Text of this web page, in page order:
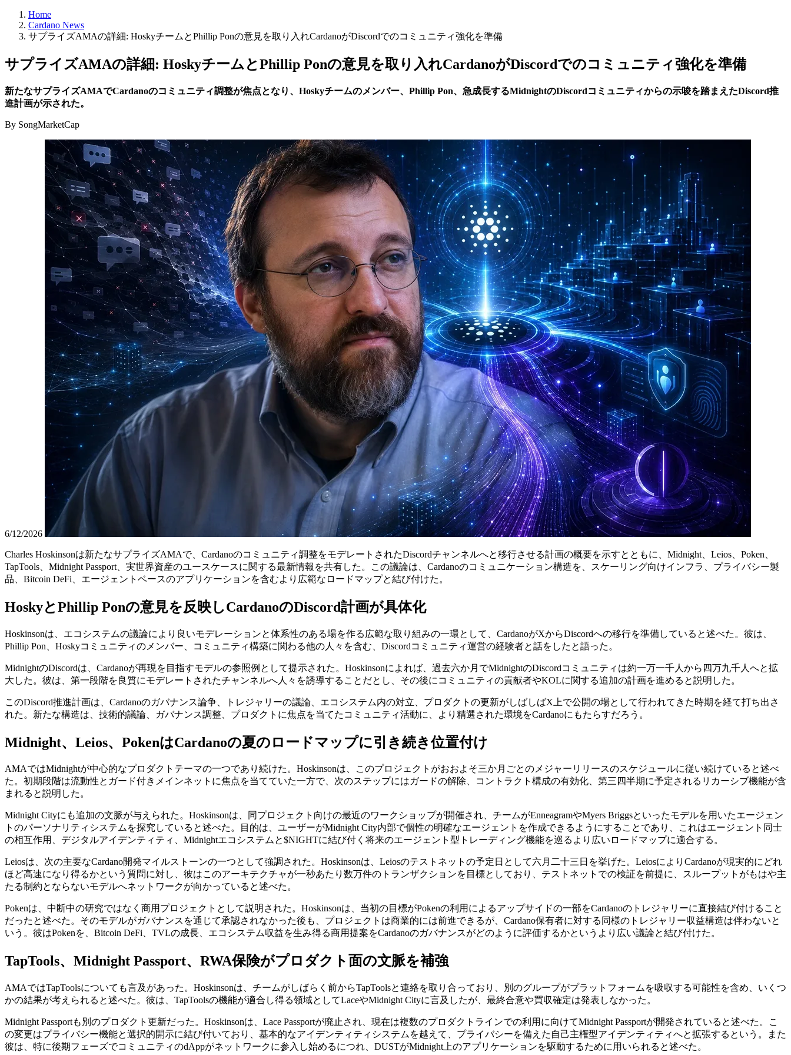
Home
Cardano News
サプライズAMAの詳細: HoskyチームとPhillip Ponの意見を取り入れCardanoがDiscordでのコミュニティ強化を準備
サプライズAMAの詳細: HoskyチームとPhillip Ponの意見を取り入れCardanoがDiscordでのコミュニティ強化を準備
新たなサプライズAMAでCardanoのコミュニティ調整が焦点となり、Hoskyチームのメンバー、Phillip Pon、急成長するMidnightのDiscordコミュニティからの示唆を踏まえたDiscord推
進計画が示された。
By SongMarketCap
6/12/2026
Charles Hoskinsonは新たなサプライズAMAで、Cardanoのコミュニティ調整をモデレートされたDiscordチャンネルへと移行させる計画の概要を示すとともに、Midnight、Leios、Poken、
TapTools、Midnight Passport、実世界資産のユースケースに関する最新情報を共有した。この議論は、Cardanoのコミュニケーション構造を、スケーリング向けインフラ、プライバシー製
品、Bitcoin DeFi、エージェントベースのアプリケーションを含むより広範なロードマップと結び付けた。
HoskyとPhillip Ponの意見を反映しCardanoのDiscord計画が具体化
Hoskinsonは、エコシステムの議論により良いモデレーションと体系性のある場を作る広範な取り組みの一環として、CardanoがXからDiscordへの移行を準備していると述べた。彼は、
Phillip Pon、Hoskyコミュニティのメンバー、コミュニティ構築に関わる他の人々を含む、Discordコミュニティ運営の経験者と話をしたと語った。
MidnightのDiscordは、Cardanoが再現を目指すモデルの参照例として提示された。Hoskinsonによれば、過去六か月でMidnightのDiscordコミュニティは約一万一千人から四万九千人へと拡
大した。彼は、第一段階を良質にモデレートされたチャンネルへ人々を誘導することだとし、その後にコミュニティの貢献者やKOLに関する追加の計画を進めると説明した。
このDiscord推進計画は、Cardanoのガバナンス論争、トレジャリーの議論、エコシステム内の対立、プロダクトの更新がしばしばX上で公開の場として行われてきた時期を経て打ち出さ
れた。新たな構造は、技術的議論、ガバナンス調整、プロダクトに焦点を当てたコミュニティ活動に、より精選された環境をCardanoにもたらすだろう。
Midnight、Leios、PokenはCardanoの夏のロードマップに引き続き位置付け
AMAではMidnightが中心的なプロダクトテーマの一つであり続けた。Hoskinsonは、このプロジェクトがおおよそ三か月ごとのメジャーリリースのスケジュールに従い続けていると述べ
た。初期段階は流動性とガード付きメインネットに焦点を当てていた一方で、次のステップにはガードの解除、コントラクト構成の有効化、第三四半期に予定されるリカーシブ機能が含
まれると説明した。
Midnight Cityにも追加の文脈が与えられた。Hoskinsonは、同プロジェクト向けの最近のワークショップが開催され、チームがEnneagramやMyers Briggsといったモデルを用いたエージェン
トのパーソナリティシステムを探究していると述べた。目的は、ユーザーがMidnight City内部で個性の明確なエージェントを作成できるようにすることであり、これはエージェント同士
の相互作用、デジタルアイデンティティ、Midnightエコシステムと$NIGHTに結び付く将来のエージェント型トレーディング機能を巡るより広いロードマップに適合する。
Leiosは、次の主要なCardano開発マイルストーンの一つとして強調された。Hoskinsonは、Leiosのテストネットの予定日として六月二十三日を挙げた。LeiosによりCardanoが現実的にどれ
ほど高速になり得るかという質問に対し、彼はこのアーキテクチャが一秒あたり数万件のトランザクションを目標としており、テストネットでの検証を前提に、スループットがもはや主
たる制約とならないモデルへネットワークが向かっていると述べた。
Pokenは、中断中の研究ではなく商用プロジェクトとして説明された。Hoskinsonは、当初の目標がPokenの利用によるアップサイドの一部をCardanoのトレジャリーに直接結び付けること
だったと述べた。そのモデルがガバナンスを通じて承認されなかった後も、プロジェクトは商業的には前進できるが、Cardano保有者に対する同様のトレジャリー収益構造は伴わないと
いう。彼はPokenを、Bitcoin DeFi、TVLの成長、エコシステム収益を生み得る商用提案をCardanoのガバナンスがどのように評価するかというより広い議論と結び付けた。
TapTools、Midnight Passport、RWA保険がプロダクト面の文脈を補強
AMAではTapToolsについても言及があった。Hoskinsonは、チームがしばらく前からTapToolsと連絡を取り合っており、別のグループがプラットフォームを吸収する可能性を含め、いくつ
かの結果が考えられると述べた。彼は、TapToolsの機能が適合し得る領域としてLaceやMidnight Cityに言及したが、最終合意や買収確定は発表しなかった。
Midnight Passportも別のプロダクト更新だった。Hoskinsonは、Lace Passportが廃止され、現在は複数のプロダクトラインでの利用に向けてMidnight Passportが開発されていると述べた。こ
の変更はプライバシー機能と選択的開示に結び付いており、基本的なアイデンティティシステムを越えて、プライバシーを備えた自己主権型アイデンティティへと拡張するという。また
彼は、特に後期フェーズでコミュニティのdAppがネットワークに参入し始めるにつれ、DUSTがMidnight上のアプリケーションを駆動するために用いられると述べた。